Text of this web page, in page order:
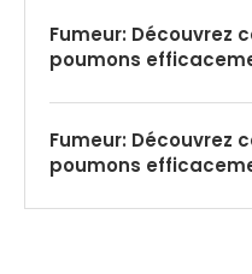
Fumeur: Découvrez
poumons
Fumeur: Découvrez
poumons